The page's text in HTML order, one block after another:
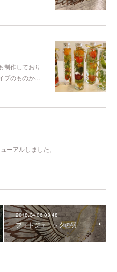
制作しており
プのものか…
ーアルしました。
2018.04.06 03:48
フォトジェニックの羽